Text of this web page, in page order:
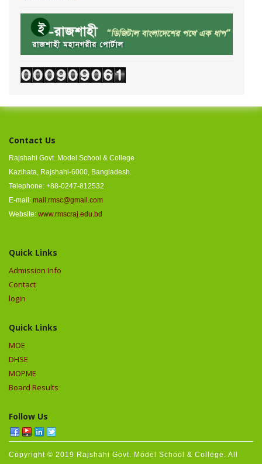
Contact Us
Rajshahi Govt. Model School & College
Kazihata, Rajshahi-6000, Bangladesh.
Telephone: +88-0247-812532
E-mail: mail.rmsc@gmail.com
Website: www.rmscraj.edu.bd
Quick Links
Admission Info
Contact
login
Quick Links
MOE
DHSE
MOPME
Board Results
Follow Us
Copyright © 2019 Rajshahi Govt. Model School & College. All